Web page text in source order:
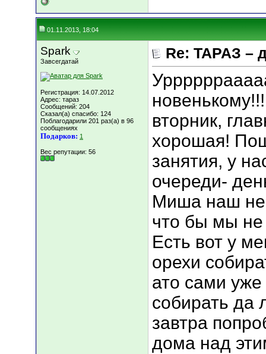
01.11.2013, 18:04
Spark
Завсегдатай
Регистрация: 14.07.2012
Адрес: тараз
Сообщений: 204
Сказал(а) спасибо: 124
Поблагодарили 201 раз(а) в 96
сообщениях
Подарков: 1
Вес репутации: 56
Re: ТАРАЗ –
вторник,
хорошая!
занятия, у
очереди-
Миша наш не
что бы мы не
Есть вот у
орехи
ато сами
собирать да
завтра
дома над